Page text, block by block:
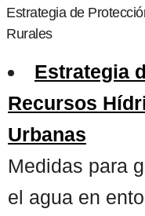
Estrategia de
Rurales
Estrategia
Recursos
Urbanas
Medidas para
el agua en